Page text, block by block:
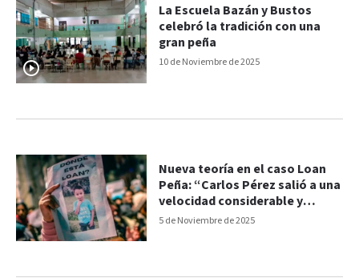
10 de Noviembre de 2025
La Escuela Bazán y Bustos
celebró la tradición con una
gran peña
5 de Noviembre de 2025
Nueva teoría en el caso Loan
Peña: “Carlos Pérez salió a una
velocidad considerable y
atropelló al niño”